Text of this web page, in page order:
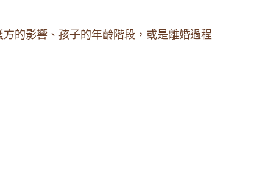
的影響、孩子的年齡階段，或是離婚過程